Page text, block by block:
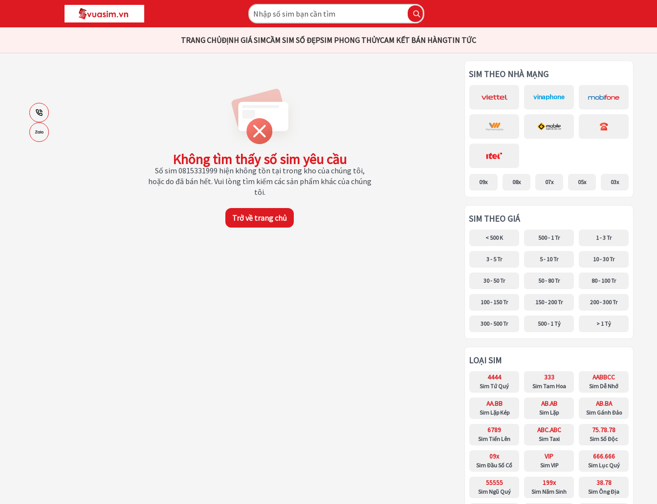
TRANG CHỦĐỊNH GIÁ SIMCẦM SIM SỐ ĐẸPSIM PHONG THỦYCAM KẾT BÁN HÀNGTIN TỨC
Không tìm thấy số sim yêu cầu
Số sim 0815331999 hiện không tồn tại trong kho của chúng tôi,
hoặc do đã bán hết. Vui lòng tìm kiếm các sản phẩm khác của chúng
tôi.
Trở về trang chủ
SIM THEO NHÀ MẠNG
09x 08x 07x 05x 03x
SIM THEO GIÁ
< 500 K 500 - 1 Tr 1 - 3 Tr
3 - 5 Tr 5 - 10 Tr 10 - 30 Tr
30 - 50 Tr 50 - 80 Tr 80 - 100 Tr
100 - 150 Tr 150 - 200 Tr 200 - 300 Tr
300 - 500 Tr 500 - 1 Tỷ > 1 Tỷ
LOẠI SIM
4444
Sim Tứ Quý
333
Sim Tam Hoa
AABBCC
Sim Dễ Nhớ
AA.BB
Sim Lặp Kép
AB.AB
Sim Lặp
AB.BA
Sim Gánh Đảo
6789
Sim Tiến Lên
ABC.ABC
Sim Taxi
75.78.78
Sim Số Độc
09x
Sim Đầu Số Cổ
VIP
Sim VIP
666.666
Sim Lục Quý
55555
Sim Ngũ Quý
199x
Sim Năm Sinh
38.78
Sim Ông Địa